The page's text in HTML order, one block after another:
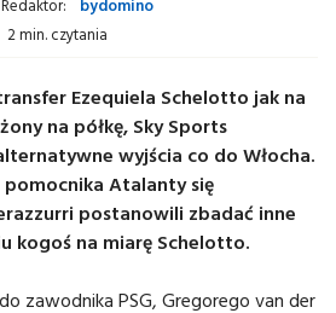
Redaktor:
bydomino
2 min. czytania
Ezequiela Schelotto jak na
na półkę, Sky Sports
wyjścia co do Włocha.
Atalanty się
postanowili zbadać inne
kogoś na miarę Schelotto.
zawodnika PSG, Gregorego van der